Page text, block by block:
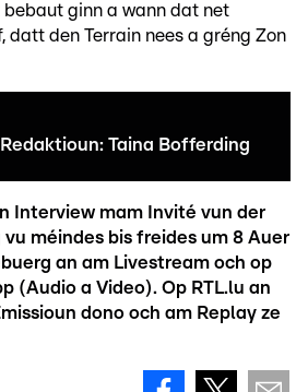
ginn a wann dat net
datt den Terrain nees a gréng Zon
Taina Bofferding
Interview mam Invité vun der
méindes bis freides um 8 Auer
an am Livestream och op
(Audio a Video). Op RTL.lu an
dono och am Replay ze